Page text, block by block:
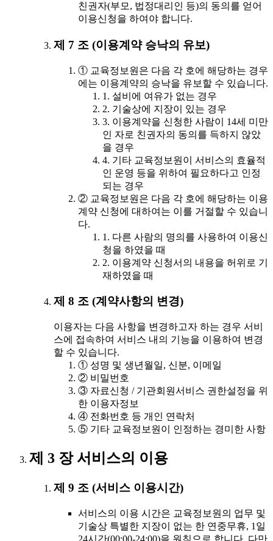
친권자(부모, 법정대리인 등)의 동의를 얻어
이용신청을 하여야 합니다.
제 7 조 (이용계약 승낙의 유보)
① 교육정보원은 다음 각 호에 해당하는 경우
에는 이용계약의 승낙을 유보할 수 있습니다.
1. 설비에 여유가 없는 경우
2. 기술상에 지장이 있는 경우
3. 이용계약을 신청한 사람이 14세 미만
인 자로 친권자의 동의를 득하지 않았
을 경우
4. 기타 교육정보원이 서비스의 효율적
인 운영 등을 위하여 필요하다고 인정
되는 경우
② 교육정보원은 다음 각 호에 해당하는 이용
계약 신청에 대하여는 이를 거절할 수 있습니
다.
1. 다른 사람의 명의를 사용하여 이용신
청을 하였을 때
2. 이용계약 신청서의 내용을 허위로 기
재하였을 때
제 8 조 (계약사항의 변경)
이용자는 다음 사항을 변경하고자 하는 경우 서비
스에 접속하여 서비스 내의 기능을 이용하여 변경
할 수 있습니다.
① 성명 및 생년월일, 신분, 이메일
② 비밀번호
③ 자료신청 / 기관회원서비스 권한설정을 위
한 이용자정보
④ 전화번호 등 개인 연락처
⑤ 기타 교육정보원이 인정하는 경미한 사항
제 3 장 서비스의 이용
제 9 조 (서비스 이용시간)
서비스의 이용 시간은 교육정보원의 업무 및
기술상 특별한 지장이 없는 한 연중무휴, 1일
24시간(00:00-24:00)을 원칙으로 합니다. 다만